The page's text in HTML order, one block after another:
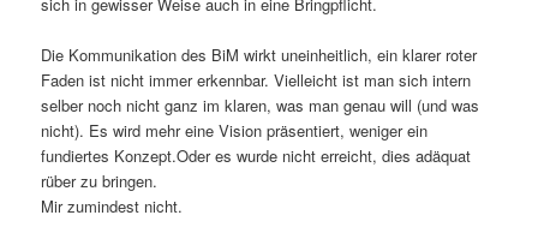
Die Kommunikation des BiM wirkt uneinheitlich, ein klarer roter
Faden ist nicht immer erkennbar. Vielleicht ist man sich intern
selber noch nicht ganz im klaren, was man genau will (und was
nicht). Es wird mehr eine Vision präsentiert, weniger ein
fundiertes Konzept.Oder es wurde nicht erreicht, dies adäquat
rüber zu bringen.
Mir zumindest nicht.